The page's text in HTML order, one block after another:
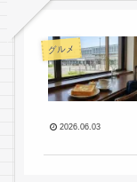
グルメ
2026.06.03